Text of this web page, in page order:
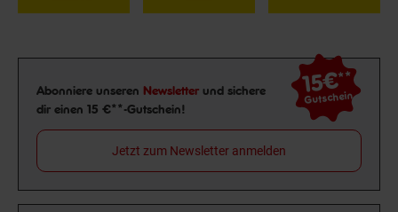
Newsletter Anmeldung
Abonniere unseren Newsletter und sichere
dir einen 15 €**-Gutschein!
15€**
Gutschein
Jetzt zum Newsletter anmelden